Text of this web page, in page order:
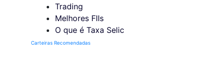
Trading
Melhores FIIs
O que é Taxa Selic
Carteiras Recomendadas